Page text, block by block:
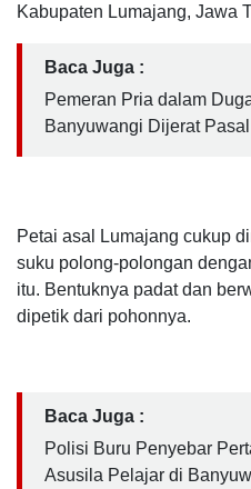
Kabupaten Lumajang, Jawa
Baca Juga :
Pemeran Pria dalam
Banyuwangi Dijerat
Petai asal Lumajang cukup
suku polong-polongan
itu. Bentuknya padat dan
dipetik dari pohonnya.
Baca Juga :
Polisi Buru Penyebar
Asusila Pelajar di